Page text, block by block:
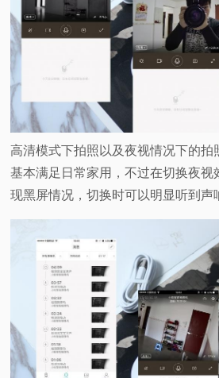
高清模式下拍照以及夜视情况下的拍
基本满足日常家用，不过在切换夜视
现黑屏情况，切换时可以明显听到声